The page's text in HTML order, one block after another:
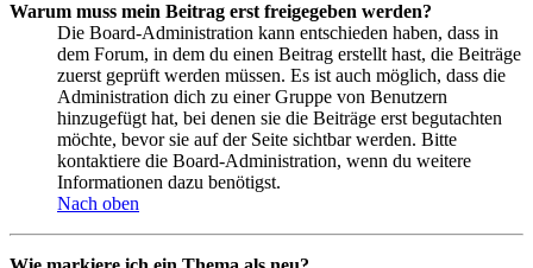
Warum muss mein Beitrag erst freigegeben werden?
Die Board-Administration kann entschieden haben, dass in
dem Forum, in dem du einen Beitrag erstellt hast, die Beiträge
zuerst geprüft werden müssen. Es ist auch möglich, dass die
Administration dich zu einer Gruppe von Benutzern
hinzugefügt hat, bei denen sie die Beiträge erst begutachten
möchte, bevor sie auf der Seite sichtbar werden. Bitte
kontaktiere die Board-Administration, wenn du weitere
Informationen dazu benötigst.
Nach oben